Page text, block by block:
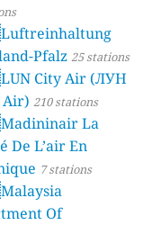
Luftreinhaltung
Pfalz 25 stations
LUN City Air (ЛУН
Air) 210 stations
Madininair La
De L’air En
7 stations
Malaysia
Of